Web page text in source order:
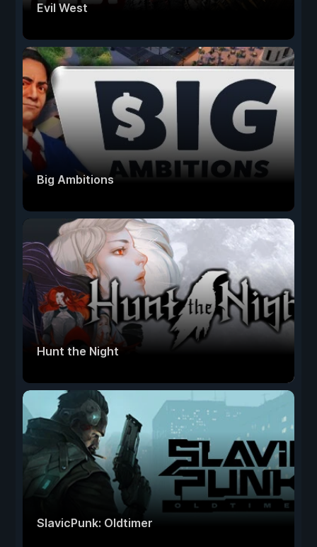
Evil West
Big Ambitions
Hunt the Night
SlavicPunk: Oldtimer